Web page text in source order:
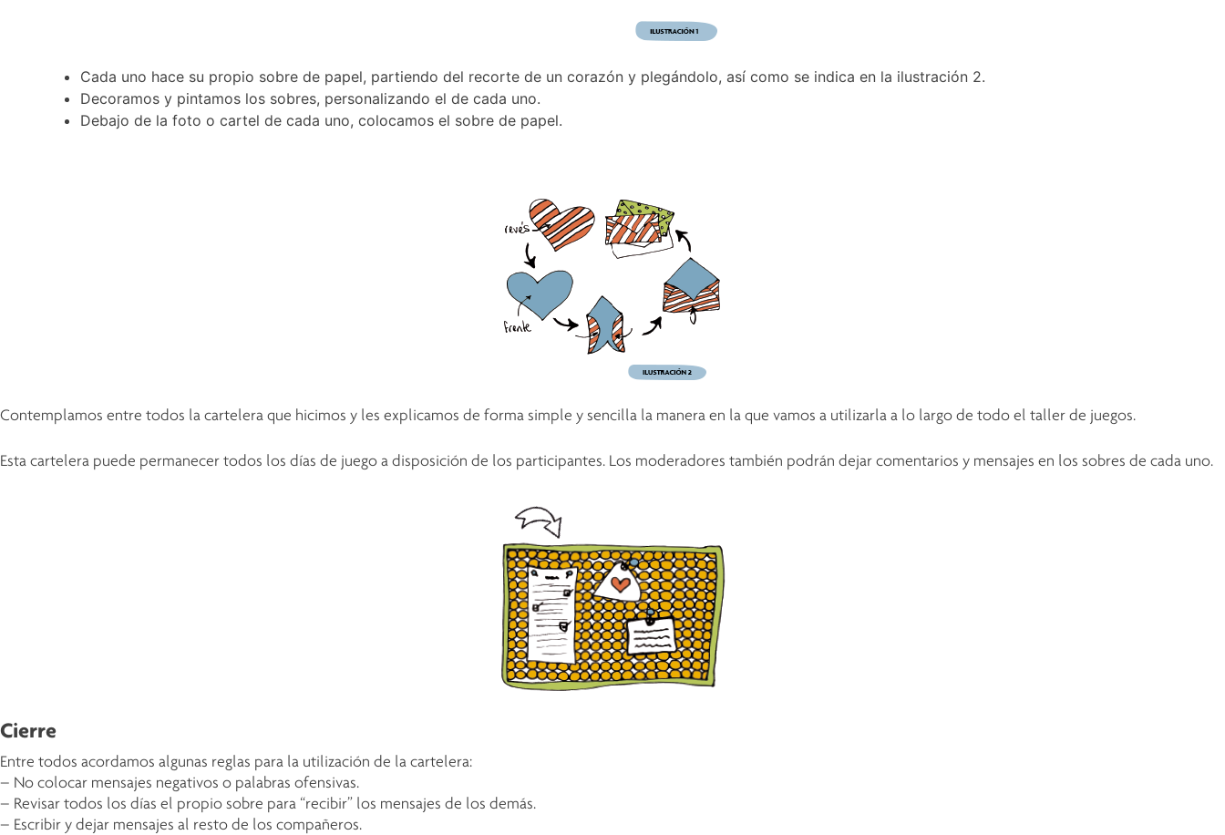
Cada uno hace su propio sobre de papel, partiendo del recorte de un corazón y plegándolo, así como se indica en la ilustración 2.
Decoramos y pintamos los sobres, personalizando el de cada uno.
Debajo de la foto o cartel de cada uno, colocamos el sobre de papel.
Contemplamos entre todos la cartelera que hicimos y les explicamos de forma simple y sencilla la manera en la que vamos a utilizarla a lo largo de todo el taller de juegos.
Esta cartelera puede permanecer todos los días de juego a disposición de los participantes. Los moderadores también podrán dejar comentarios y mensajes en los sobres de cada uno.
Cierre
Entre todos acordamos algunas reglas para la utilización de la cartelera:
– No colocar mensajes negativos o palabras ofensivas.
– Revisar todos los días el propio sobre para “recibir” los mensajes de los demás.
– Escribir y dejar mensajes al resto de los compañeros.